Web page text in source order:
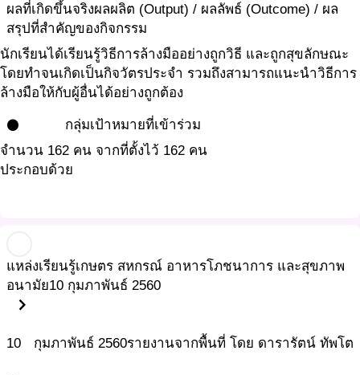
ผลที่เกิดขึ้นจริงผลผลิต (Output) / ผลลัพธ์ (Outcome) / ผล
สรุปที่สำคัญของกิจกรรม
นักเรียนได้เรียนรู้วิธีการล้างมืออย่างถูกวิธี และถูกสุขลักษณะ
โดยทำจนเกิดเป็นกิจวัตรประจำ รวมถึงสามารถแนะนำวิธีการ
ล้างมือให้กับผู้อื่นได้อย่างถูกต้อง
circle
กลุ่มเป้าหมายที่เข้าร่วม
จำนวน 162 คน จากที่ตั้งไว้ 162 คน
ประกอบด้วย
แหล่งเรียนรู้เกษตร สหกรณ์ อาหารโภชนาการ และสุขภาพ
อนามัย10 กุมภาพันธ์ 2560
chevron_right
10 กุมภาพันธ์ 2560รายงานจากพื้นที่ โดย ดารารัตน์ ทัพโต